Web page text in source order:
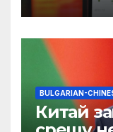
BULGARIAN-
Китай